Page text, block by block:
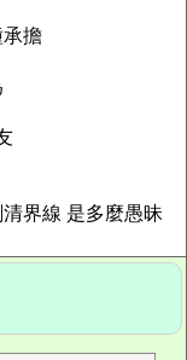
擔
界線 是多麼愚昧